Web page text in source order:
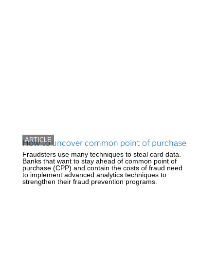
ARTICLE
How to uncover common point of purchase
Fraudsters use many techniques to steal card data.
Banks that want to stay ahead of common point of
purchase (CPP) and contain the costs of fraud need
to implement advanced analytics techniques to
strengthen their fraud prevention programs.